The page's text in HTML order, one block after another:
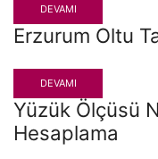
DEVAMI
Erzurum Oltu
DEVAMI
Yüzük Ölçüsü
Hesaplama